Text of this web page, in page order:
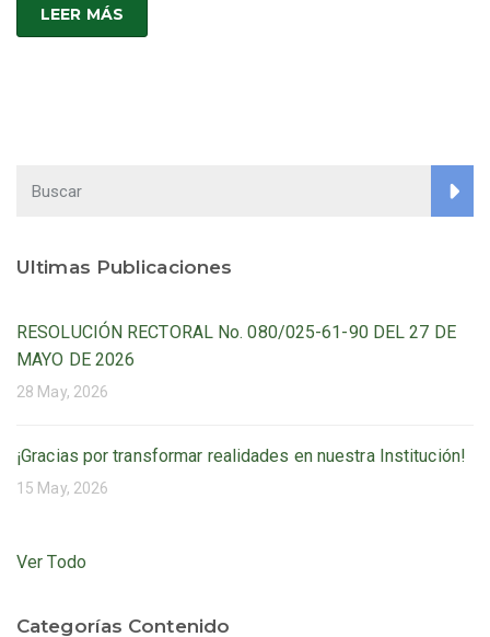
LEER MÁS
Ultimas Publicaciones
RESOLUCIÓN RECTORAL No. 080/025-61-90 DEL 27 DE
MAYO DE 2026
28 May, 2026
¡Gracias por transformar realidades en nuestra Institución!
15 May, 2026
Ver Todo
Categorías Contenido